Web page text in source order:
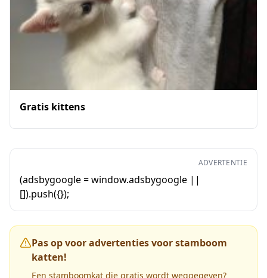
Gratis kittens
ADVERTENTIE
(adsbygoogle = window.adsbygoogle ||
[]).push({});
Pas op voor advertenties voor stamboom
katten!
Een stamboomkat die gratis wordt weggegeven?